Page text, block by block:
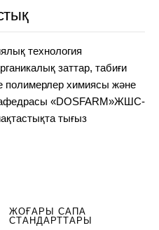
технология
заттар, табиғи
полимерлер химиясы және
«DOSFARM»ЖШС-
тығыз
ЖОҒАРЫ САПА
СТАНДАРТТАРЫ